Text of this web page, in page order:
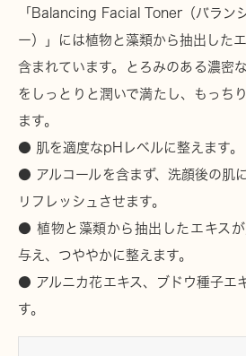
「Balancing Facial Toner（バラン
ー）」には植物と藻類から抽出した
含まれています。とろみのある濃密
をしっとりと潤いで満たし、もっち
ます。
● 肌を適度なpHレベルに整えます。
● アルコールを含まず、洗顔後の肌
リフレッシュさせます。
● 植物と藻類から抽出したエキス
与え、つややかに整えます。
● アルニカ花エキス、ブドウ種子エ
す。